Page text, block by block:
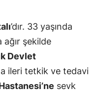
’dır. 33 yaşında
ağır şekilde
Devlet
ileri tetkik ve tedavi
sevk